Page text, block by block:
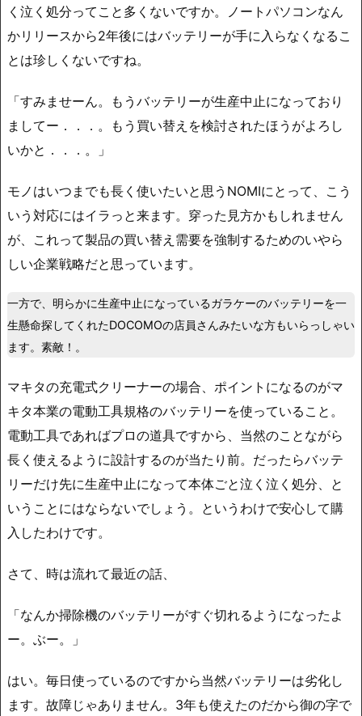
く泣く処分ってこと多くないですか。ノートパソコンなん
かリリースから2年後にはバッテリーが手に入らなくなるこ
とは珍しくないですね。
「すみませーん。もうバッテリーが生産中止になっており
ましてー．．．。もう買い替えを検討されたほうがよろし
いかと．．．。」
モノはいつまでも長く使いたいと思うNOMIにとって、こう
いう対応にはイラっと来ます。穿った見方かもしれません
が、これって製品の買い替え需要を強制するためのいやら
しい企業戦略だと思っています。
一方で、明らかに生産中止になっているガラケーのバッテリーを一
生懸命探してくれたDOCOMOの店員さんみたいな方もいらっしゃい
ます。素敵！。
マキタの充電式クリーナーの場合、ポイントになるのがマ
キタ本業の電動工具規格のバッテリーを使っていること。
電動工具であればプロの道具ですから、当然のことながら
長く使えるように設計するのが当たり前。だったらバッテ
リーだけ先に生産中止になって本体ごと泣く泣く処分、と
いうことにはならないでしょう。というわけで安心して購
入したわけです。
さて、時は流れて最近の話、
「なんか掃除機のバッテリーがすぐ切れるようになったよ
ー。ぶー。」
はい。毎日使っているのですから当然バッテリーは劣化し
ます。故障じゃありません。3年も使えたのだから御の字で